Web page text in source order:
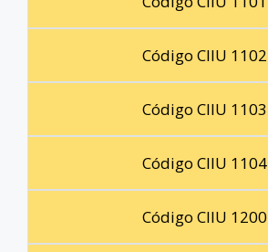
Código CIIU 1102
Código CIIU 1103
Código CIIU 1104
Código CIIU 1200